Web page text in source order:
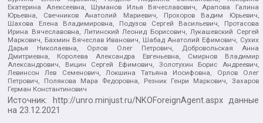
Екатерина Алексеевна, Шуманов Илья Вячеславович, Арапова Галина
Юрьевна, Свечников Анатолий Мариевич, Прохоров Вадим Юрьевич,
Шахова Елена Владимировна, Подузов Сергей Васильевич, Протасова
Ирина Вячеславовна, Литинский Леонид Борисович, Лукашевский Сергей
Маркович, Бахмин Вячеслав Иванович, Шабад Анатолий Ефимович, Сухих
Дарья Николаевна, Орлов Олег Петрович, Добровольская Анна
Дмитриевна, Королева Александра Евгеньевна, Смирнов Владимир
Александрович, Вицин Сергей Ефимович, Золотухин Борис Андреевич,
Левинсон Лев Семенович, Локшина Татьяна Иосифовна, Орлов Олег
Петрович, Полякова Мара Федоровна, Резник Генри Маркович, Захаров
Герман Константинович
Источник: http://unro.minjust.ru/NKOForeignAgent.aspxданные
на23.12.2021